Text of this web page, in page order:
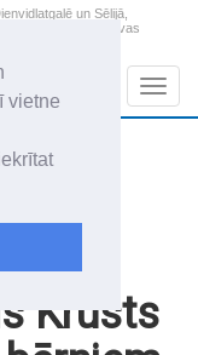
vietne
un Sēlijā,
Augšdaugavas
+18.9
Krusts